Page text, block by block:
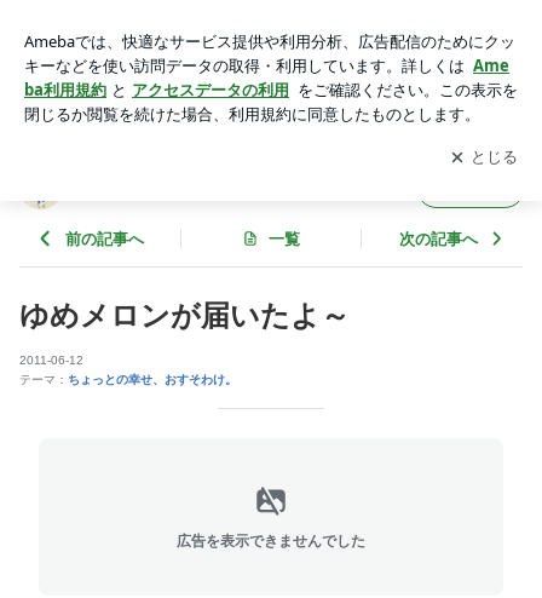
アプリをダウンロードして ブログの更新通知
を受け取りまし
ょう。
開く
前の記事へ 一覧 次の記事へ
ゆめメロンが届いたよ～
2011-06-12
テーマ： ちょっとの幸せ、おすそわけ。
広告を表示できませんでした